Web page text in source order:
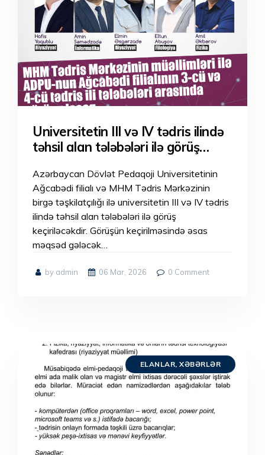
Universitetin III və IV tədris ilində
təhsil alan tələbələri ilə görüş
Azərbaycan Dövlət Pedaqoji Universitetinin
Ağcabədi filialı və MHM Tədris Mərkəzinin
birgə təşkilatçılığı ilə universitetin III və IV tədris
ilində təhsil alan tələbələri ilə görüş
keçiriləcəkdir. Görüşün keçirilməsində əsas
məqsəd gələcək…
by admin 06 Mar, 2026 0 Comment
ELANLAR, XƏBƏRLƏR